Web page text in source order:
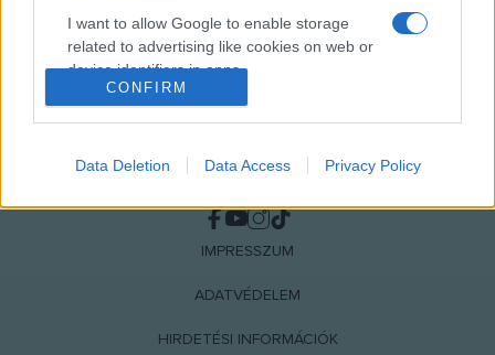
I want to allow Google to enable storage
related to advertising like cookies on web or
device identifiers in apps.
personalized advertising.
I want to allow Google to enable storage
device identifiers in apps.
I want to allow Google to enable storage
CONFIRM
Data Deletion Data Access Privacy Policy
IMPRESSZUM
ADATVÉDELEM
HIRDETÉSI INFORMÁCIÓK